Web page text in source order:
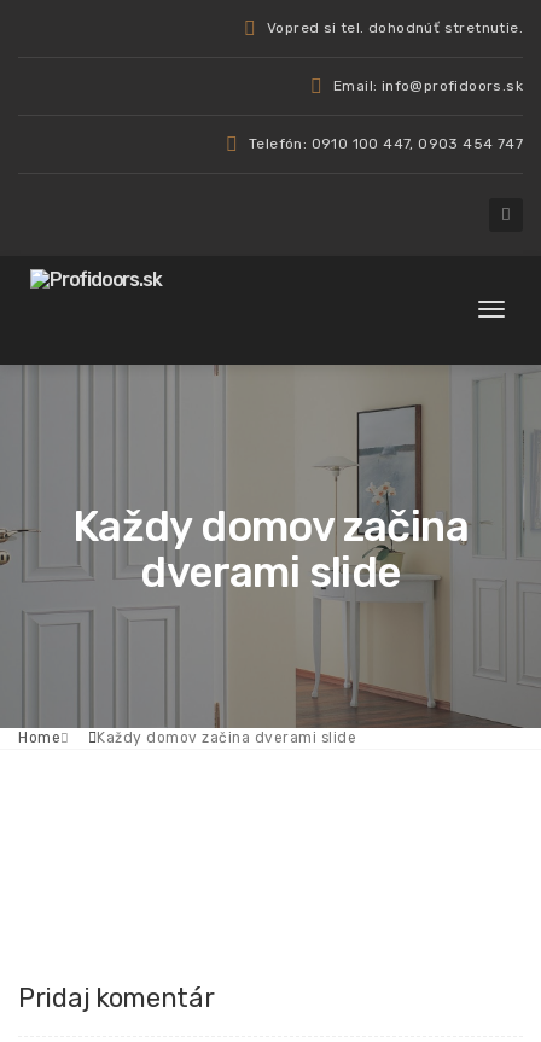
Vopred si tel. dohodnúť stretnutie.
Email: info@profidoors.sk
Telefón: 0910 100 447, 0903 454 747
Toggle
Každy domov začina
dverami slide
Home Každy domov začina dverami slide
Pridaj komentár